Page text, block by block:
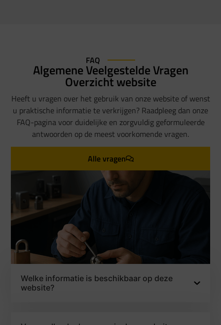
FAQ
Algemene Veelgestelde Vragen
Overzicht website
Heeft u vragen over het gebruik van onze website of wenst
u praktische informatie te verkrijgen? Raadpleeg dan onze
FAQ-pagina voor duidelijke en zorgvuldig geformuleerde
antwoorden op de meest voorkomende vragen.
Welke informatie is beschikbaar op deze
website?
Alle vragen